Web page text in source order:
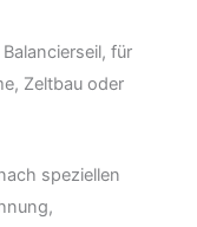
für
Zeltbau oder
speziellen